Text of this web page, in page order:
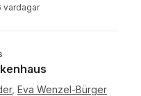
vardagar
, Eva Wenzel-Bürger